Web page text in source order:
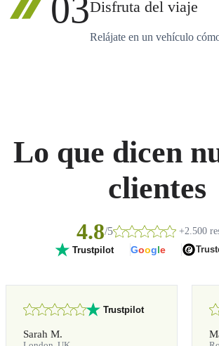
03Disfruta del viaje
Relájate en un vehículo
Lo que dicen
clientes
4.8/5 +2.500
Trustpilot Google
Trustpilot
Sarah M.